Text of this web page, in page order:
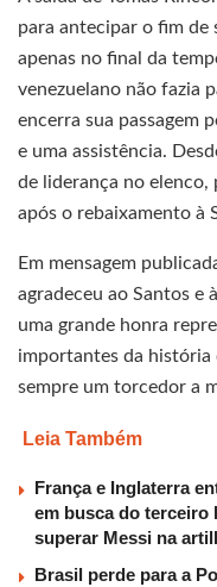
para antecipar o fim de
apenas no final da
venezuelano não fazia
encerra sua passagem
e uma assistência.
de liderança no elenco,
após o rebaixamento à
Em mensagem
agradeceu ao Santos e
uma grande honra
importantes da
sempre um torcedor a
Leia Também
França e Inglaterra
em busca do terceiro
superar Messi na
Brasil perde para a